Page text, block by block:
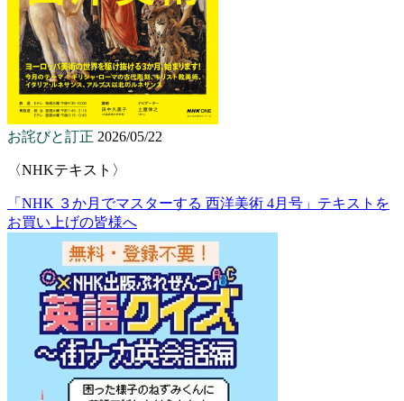
お詫びと訂正 2026/05/22
〈NHKテキスト〉
「NHK ３か月でマスターする 西洋美術 4月号」テキストを
お買い上げの皆様へ